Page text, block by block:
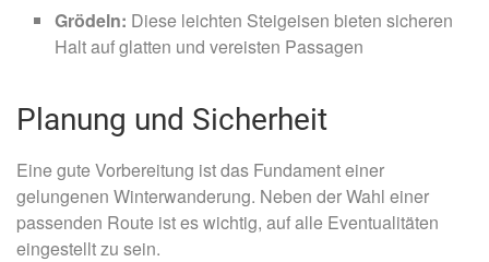
Grödeln: Diese leichten Steigeisen bieten sicheren
Halt auf glatten und vereisten Passagen
Planung und Sicherheit
Eine gute Vorbereitung ist das Fundament einer
gelungenen Winterwanderung. Neben der Wahl einer
passenden Route ist es wichtig, auf alle Eventualitäten
eingestellt zu sein.